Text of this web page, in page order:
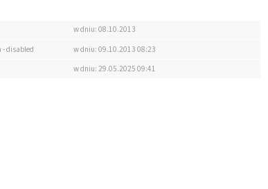
w dniu: 08.10.2013
- disabled
w dniu: 09.10.2013 08:23
w dniu: 29.05.2025 09:41